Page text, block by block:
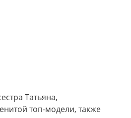
Татьяна,
топ-модели, также